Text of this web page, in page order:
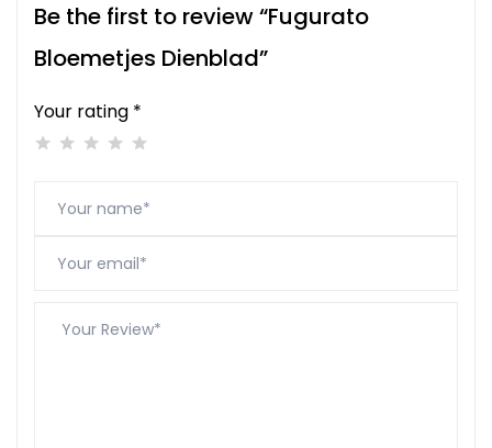
Be the first to review “Fugurato
Bloemetjes Dienblad”
Your rating *